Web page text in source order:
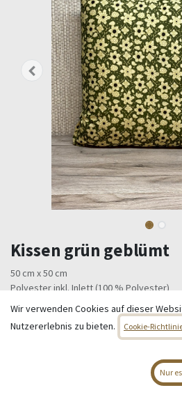
Kissen grün geblümt
50 cm x 50 cm
Polyester inkl. Inlett (100 % Polyester)
19,95€ Alle Preise inkl. MwSt.zzgl.
IN
Wir verwenden Cookies auf dieser
Nutzererlebnis zu bieten.
Cookie-
Nur